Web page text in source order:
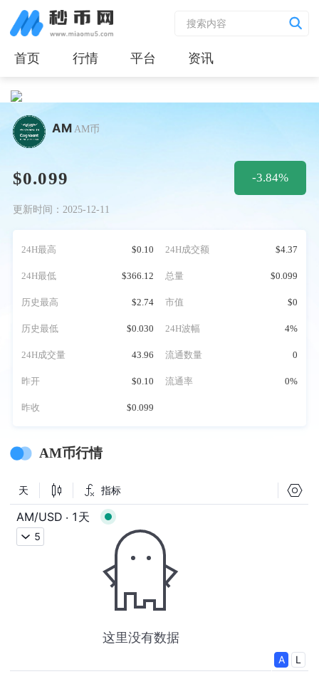
首页 行情 平台 资讯
AM AM币
$0.099 -3.84%
更新时间：2025-12-11
24H最高 $0.10 24H成交额 $4.37
24H最低 $366.12 总量 $0.099
历史最高 $2.74 市值 $0
历史最低 $0.030 24H波幅 4%
24H成交量 43.96 流通数量 0
昨开 $0.10 流通率 0%
昨收 $0.099
AM币行情